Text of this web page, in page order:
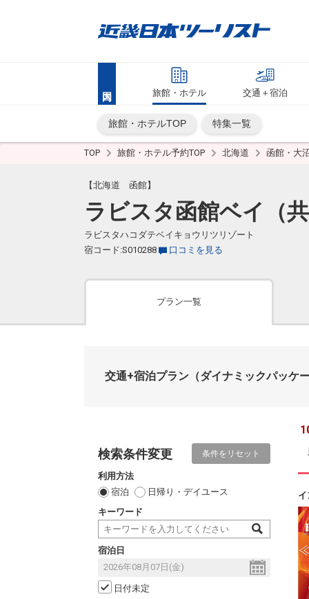
旅館・ホテル 交通＋宿泊
旅館・ホテルTOP 特集一覧
TOP 旅館・ホテル予約TOP 北海道 函館・大
【北海道 函館】
ラビスタ函館ベイ（
ラビスタハコダテベイキョウリツリゾート
宿コード:S010288
口コミを見る
プラン一覧
交通+宿泊プラン （ダイナミックパッケ
検索条件変更 条件をリセット
利用方法
宿泊
日帰り・デイユース
キーワード
宿泊日
日付未定